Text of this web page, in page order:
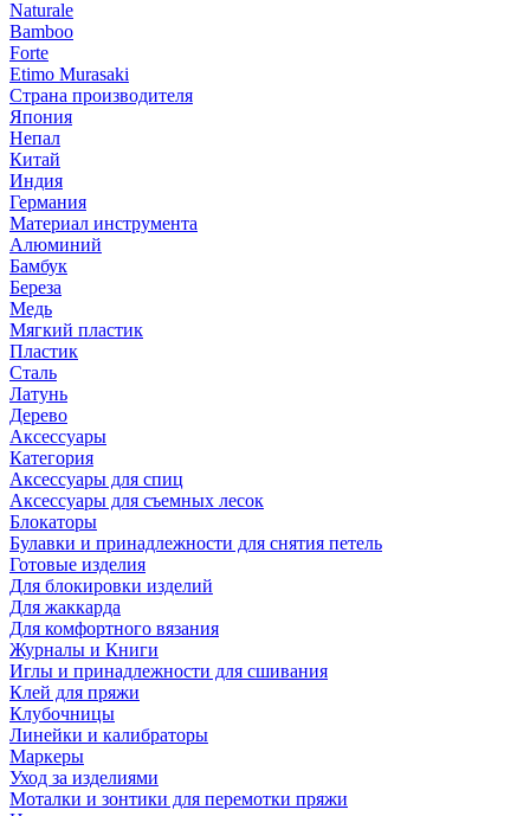
Naturale
Bamboo
Forte
Etimo Murasaki
Страна производителя
Япония
Непал
Китай
Индия
Германия
Материал инструмента
Алюминий
Бамбук
Береза
Медь
Мягкий пластик
Пластик
Сталь
Латунь
Дерево
Аксессуары
Категория
Аксессуары для спиц
Аксессуары для съемных лесок
Блокаторы
Булавки и принадлежности для снятия петель
Готовые изделия
Для блокировки изделий
Для жаккарда
Для комфортного вязания
Журналы и Книги
Иглы и принадлежности для сшивания
Клей для пряжи
Клубочницы
Линейки и калибраторы
Маркеры
Уход за изделиями
Моталки и зонтики для перемотки пряжи